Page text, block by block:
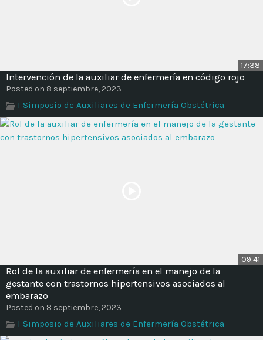
17:38
Intervención de la auxiliar de enfermería en código rojo
Posted on 8 septiembre, 2023
I Simposio de Auxiliares de Enfermería Obstétrica
09:41
Rol de la auxiliar de enfermería en el manejo de la
gestante con trastornos hipertensivos asociados al
embarazo
Posted on 8 septiembre, 2023
I Simposio de Auxiliares de Enfermería Obstétrica